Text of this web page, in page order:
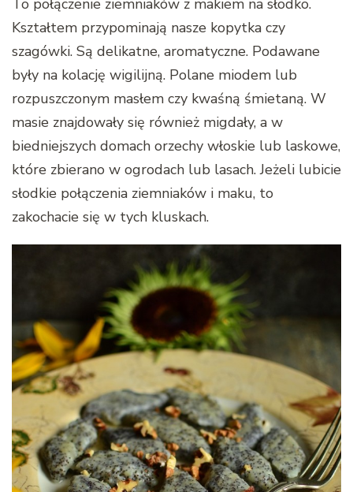
Kształtem przypominają nasze kopytka czy
szagówki. Są delikatne, aromatyczne. Podawane
były na kolację wigilijną. Polane miodem lub
rozpuszczonym masłem czy kwaśną śmietaną. W
masie znajdowały się również migdały, a w
biedniejszych domach orzechy włoskie lub laskowe,
które zbierano w ogrodach lub lasach. Jeżeli lubicie
słodkie połączenia ziemniaków i maku, to
zakochacie się w tych kluskach.